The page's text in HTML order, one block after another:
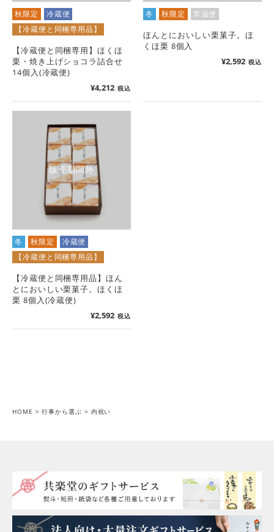
秋限定
冷蔵便
【冷蔵便と同梱専用品】
【冷蔵便と同梱専用】ほくほ
栗・焼き上げショコラ詰合せ
14個入(冷蔵便)
¥4,212 税込
冬 秋限定 常温便
ほんとにおいしい栗菓子。ほ
くほ栗 8個入
¥2,592 税込
販売期間外
冬 秋限定
冷蔵便
【冷蔵便と同梱専用品】
【冷蔵便と同梱専用品】ほん
とにおいしい栗菓子。ほくほ
栗 8個入(冷蔵便)
¥2,592 税込
HOME 行事から選ぶ 内祝い